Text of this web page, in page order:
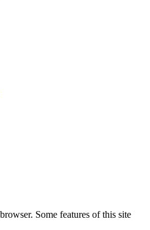
Some features of this site